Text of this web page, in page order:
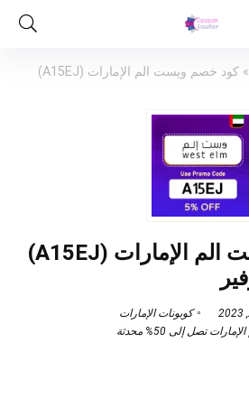
»
كود خصم ويست الم الإمارات (A15EJ)
كود خصم ويست الم الإمارات (A15EJ)
كوبونات الإمارات
تصل إلى 50% محدثة